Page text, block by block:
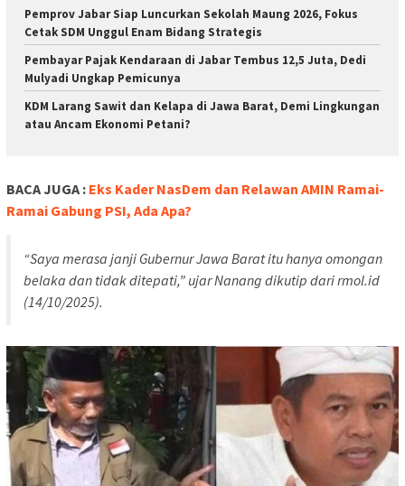
Pemprov Jabar Siap Luncurkan Sekolah Maung 2026, Fokus
Cetak SDM Unggul Enam Bidang Strategis
Pembayar Pajak Kendaraan di Jabar Tembus 12,5 Juta, Dedi
Mulyadi Ungkap Pemicunya
KDM Larang Sawit dan Kelapa di Jawa Barat, Demi Lingkungan
atau Ancam Ekonomi Petani?
BACA JUGA : Eks Kader NasDem dan Relawan AMIN Ramai-
Ramai Gabung PSI, Ada Apa?
“Saya merasa janji Gubernur Jawa Barat itu hanya omongan
belaka dan tidak ditepati,” ujar Nanang dikutip darirmol.id
(14/10/2025).